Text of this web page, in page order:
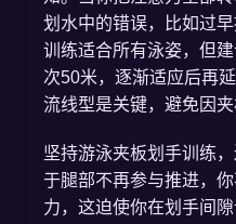
划水中的错误，比如过
训练适合所有泳姿，但
次50米，逐渐适应后再
流线型是关键，避免因夹
坚持游泳夹板划手训练
于腿部不再参与推进，
力，这迫使你在划手间